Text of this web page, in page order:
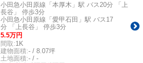
小田急小田原線「本厚木」駅 バス20分 「上
長谷」 停歩3分
小田急小田原線「愛甲石田」駅 バス17
分 「上長谷」 停歩3分
5.5万円
間取:1K
建物面積:- / 8.07坪
土地面積:- / -